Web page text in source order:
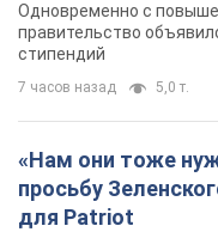
Одновременно с
правительство
стипендий
7 часов назад 5,0 т.
«Нам они тоже
просьбу
для Patriot